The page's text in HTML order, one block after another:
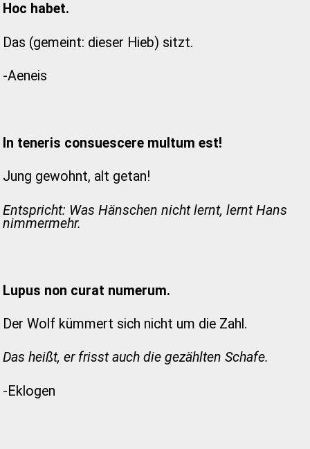
Hoc habet.
Das (gemeint: dieser Hieb) sitzt.
-Aeneis
In teneris consuescere multum est!
Jung gewohnt, alt getan!
Entspricht: Was Hänschen nicht lernt, lernt Hans
nimmermehr.
Lupus non curat numerum.
Der Wolf kümmert sich nicht um die Zahl.
Das heißt, er frisst auch die gezählten Schafe.
-Eklogen